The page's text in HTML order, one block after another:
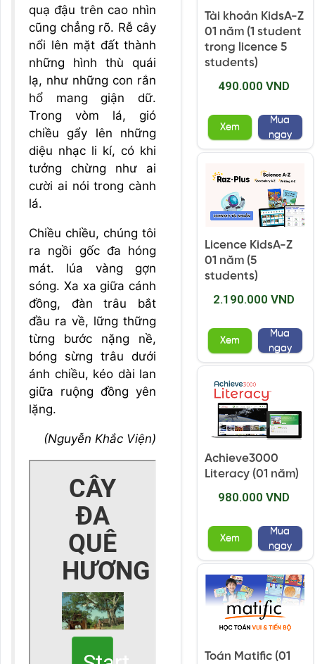
quạ đậu trên cao nhìn
cũng chẳng rõ. Rễ cây
nổi lên mặt đất thành
những hình thù quái
lạ, như những con rắn
hổ mang giận dữ.
Trong vòm lá, gió
chiều gẩy lên những
diệu nhạc li kí, có khi
tưởng chừng như ai
cười ai nói trong cành
lá.
Chiều chiều, chúng tôi
ra ngồi gốc đa hóng
mát. lúa vàng gợn
sóng. Xa xa giữa cánh
đồng, đàn trâu bắt
đầu ra về, lững thững
từng bước nặng nề,
bóng sừng trâu dưới
ánh chiều, kéo dài lan
giữa ruộng đồng yên
lặng.
(Nguyễn Khắc Viện)
Tài khoản KidsA-Z
01 năm (1 student
trong licence 5
students)
490.000 VND
Xem
Mua
ngay
Licence KidsA-Z
01 năm (5
students)
2.190.000 VND
Xem
Mua
ngay
Achieve3000
Literacy (01 năm)
980.000 VND
Xem
Mua
ngay
Toán Matific (01